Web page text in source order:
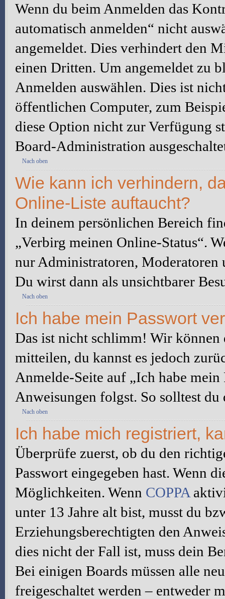
Wenn du beim Anmelden das
automatisch anmelden“ nicht
angemeldet. Dies verhindert den
einen Dritten. Um angemeldet zu
Anmelden auswählen. Dies ist
öffentlichen Computer, zum
diese Option nicht zur Verfügung
Board-Administration
Nach oben
Wie kann ich verhindern,
Online-Liste auftaucht?
In deinem persönlichen Bereich
„Verbirg meinen Online-Status“.
nur Administratoren, Moderatoren
Du wirst dann als unsichtbarer
Nach oben
Ich habe mein Passwort
Das ist nicht schlimm! Wir
mitteilen, du kannst es jedoch
Anmelde-Seite auf „Ich habe
Anweisungen folgst. So solltest
Nach oben
Ich habe mich registriert,
Überprüfe zuerst, ob du den
Passwort eingegeben hast. Wenn
Möglichkeiten. Wenn COPPA
unter 13 Jahre alt bist, musst du
Erziehungsberechtigten den
dies nicht der Fall ist, muss dein
Bei einigen Boards müssen alle
freigeschaltet werden – entweder